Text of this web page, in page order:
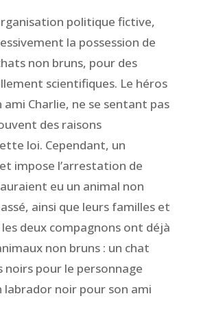
politique fictive,
la possession de
non bruns, pour des
scientifiques. Le héros
ami Charlie, ne se sentant pas
des raisons
loi. Cependant, un
impose l’arrestation de
eu un animal non
ainsi que leurs familles et
deux compagnons ont déjà
non bruns : un chat
noirs pour le personnage
labrador noir pour son ami